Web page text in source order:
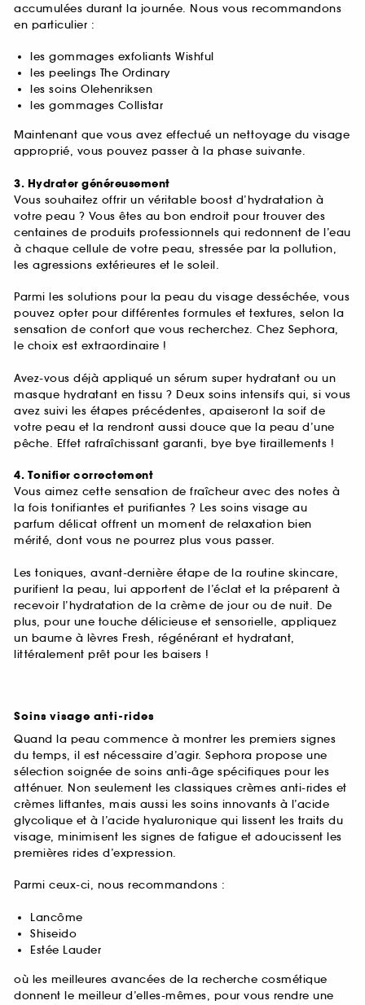
accumulées durant la journée. Nous vous recommandons
en particulier :
les gommages exfoliants Wishful
les peelings The Ordinary
les soins Olehenriksen
les gommages Collistar
Maintenant que vous avez effectué un nettoyage du visage
approprié, vous pouvez passer à la phase suivante.
3. Hydrater généreusement
Vous souhaitez offrir un véritable boost d’hydratation à
votre peau ? Vous êtes au bon endroit pour trouver des
centaines de produits professionnels qui redonnent de l’eau
à chaque cellule de votre peau, stressée par la pollution,
les agressions extérieures et le soleil.
Parmi les solutions pour la peau du visage desséchée, vous
pouvez opter pour différentes formules et textures, selon la
sensation de confort que vous recherchez. Chez Sephora,
le choix est extraordinaire !
Avez-vous déjà appliqué un sérum super hydratant ou un
masque hydratant en tissu ? Deux soins intensifs qui, si vous
avez suivi les étapes précédentes, apaiseront la soif de
votre peau et la rendront aussi douce que la peau d’une
pêche. Effet rafraîchissant garanti, bye bye tiraillements !
4. Tonifier correctement
Vous aimez cette sensation de fraîcheur avec des notes à
la fois tonifiantes et purifiantes ? Les soins visage au
parfum délicat offrent un moment de relaxation bien
mérité, dont vous ne pourrez plus vous passer.
Les toniques, avant-dernière étape de la routine skincare,
purifient la peau, lui apportent de l’éclat et la préparent à
recevoir l’hydratation de la crème de jour ou de nuit. De
plus, pour une touche délicieuse et sensorielle, appliquez
un baume à lèvres Fresh, régénérant et hydratant,
littéralement prêt pour les baisers !
Soins visage anti-rides
Quand la peau commence à montrer les premiers signes
du temps, il est nécessaire d’agir. Sephora propose une
sélection soignée de soins anti-âge spécifiques pour les
atténuer. Non seulement les classiques crèmes anti-rides et
crèmes liftantes, mais aussi les soins innovants à l’acide
glycolique et à l’acide hyaluronique qui lissent les traits du
visage, minimisent les signes de fatigue et adoucissent les
premières rides d’expression.
Parmi ceux-ci, nous recommandons :
Lancôme
Shiseido
Estée Lauder
où les meilleures avancées de la recherche cosmétique
donnent le meilleur d’elles-mêmes, pour vous rendre une